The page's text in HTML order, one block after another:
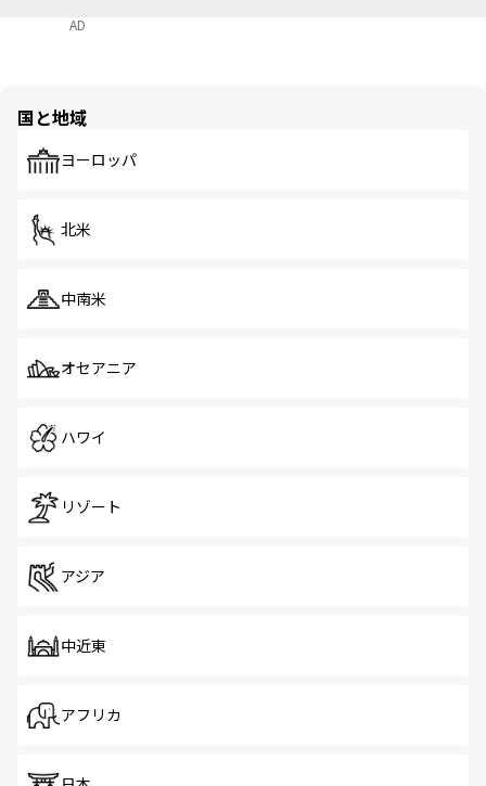
AD
国と地域
ヨーロッパ
北米
中南米
オセアニア
ハワイ
リゾート
アジア
中近東
アフリカ